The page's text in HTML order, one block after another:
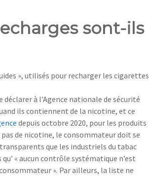
sont-ils
», utilisés pour recharger les cigarettes
à l’Agence nationale de sécurité
ils contiennent de la nicotine, et ce
depuis octobre 2020, pour les produits
de nicotine, le consommateur doit se
que les industriels du tabac
« aucun contrôle systématique n’est
». Par ailleurs, la liste ne